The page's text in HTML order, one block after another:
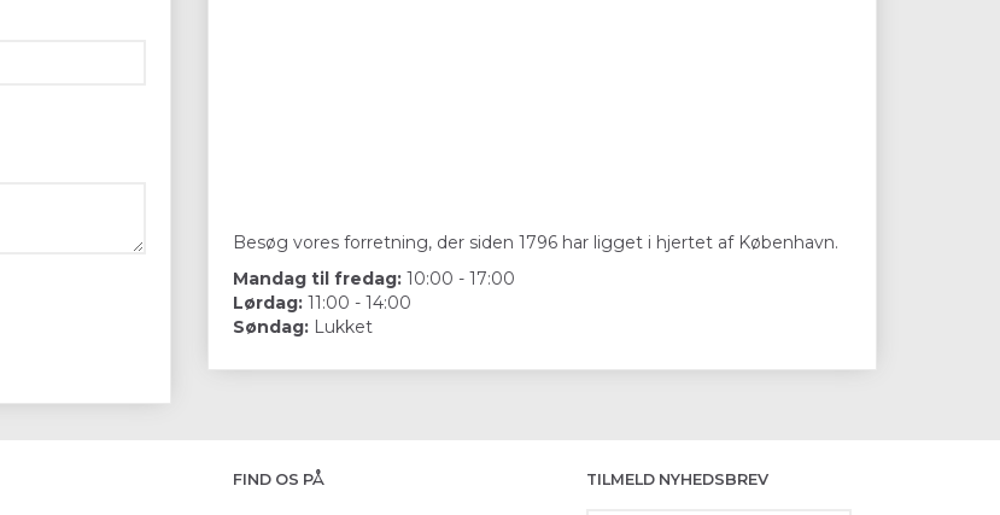
Besøg vores forretning, der siden 1796 har ligget i hjertet af København.
Mandag til fredag: 10:00 - 17:00
Lørdag: 11:00 - 14:00
Søndag: Lukket
FIND OS PÅ TILMELD NYHEDSBREV